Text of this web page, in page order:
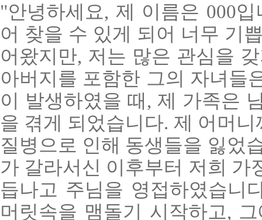
"안녕하세요, 제 이름은 000
어 찾을 수 있게 되어 너무 기
어왔지만, 저는 많은 관심을
아버지를 포함한 그의 자녀들
이 발생하였을 때, 제 가족은
을 겪게 되었습니다. 제 어머
질병으로 인해 동생들을 잃었
가 갈라서신 이후부터 저희 가
듭나고 주님을 영접하였습니
머릿속을 맴돌기 시작하고,